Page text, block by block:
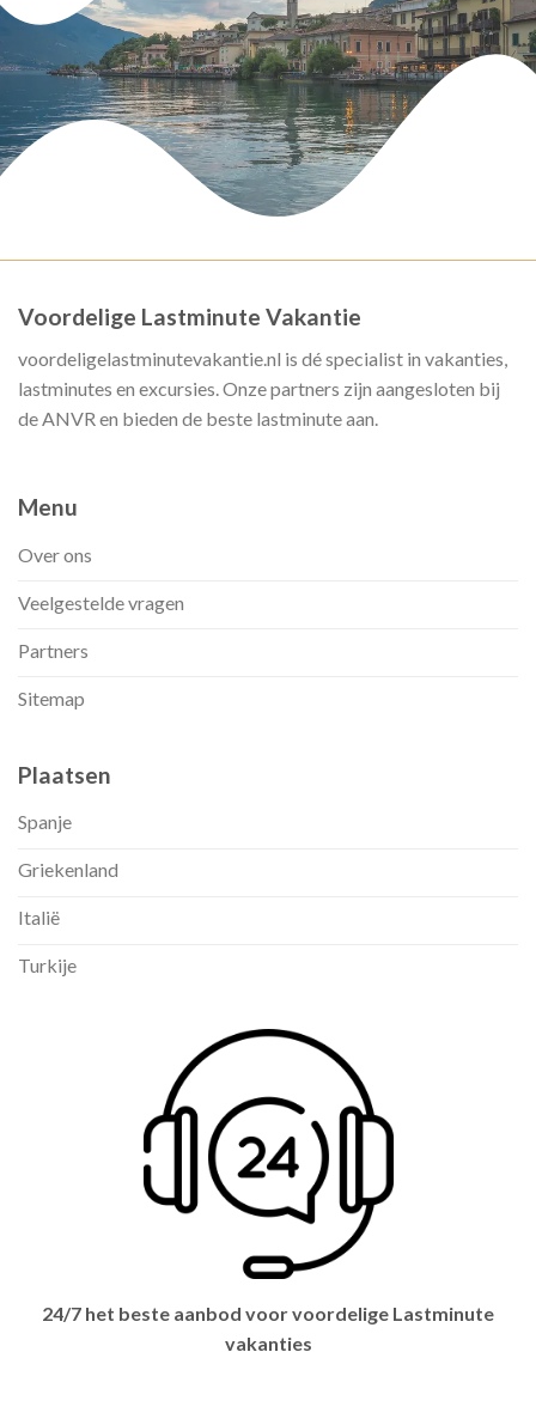
Voordelige Lastminute Vakantie
voordeligelastminutevakantie.nl is dé specialist in vakanties,
lastminutes en excursies. Onze partners zijn aangesloten bij
de ANVR en bieden de beste lastminute aan.
Menu
Over ons
Veelgestelde vragen
Partners
Sitemap
Plaatsen
Spanje
Griekenland
Italië
Turkije
24/7 het beste aanbod voor voordelige Lastminute
vakanties